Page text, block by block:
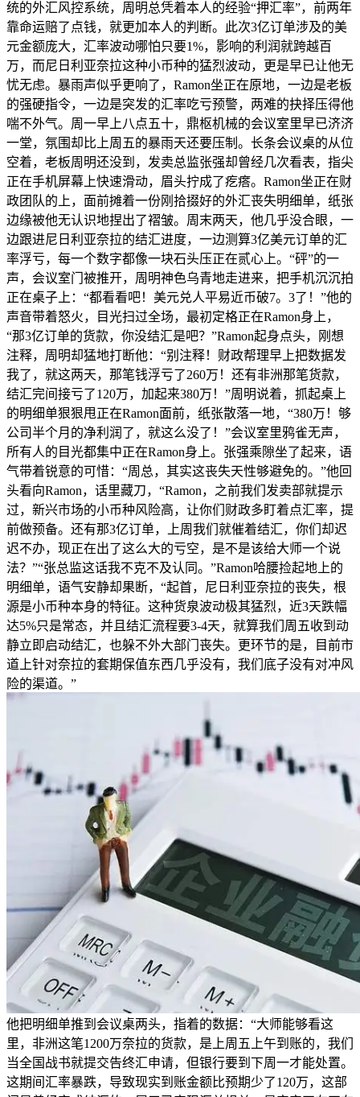
统的外汇风控系统，周明总凭着本人的经验“押汇率”，前两年
靠命运赔了点钱，就更加本人的判断。此次3亿订单涉及的美
元金额庞大，汇率波动哪怕只要1%，影响的利润就跨越百
万，而尼日利亚奈拉这种小币种的猛烈波动，更是早已让他无
忧无虑。暴雨声似乎更响了，Ramon坐正在原地，一边是老板
的强硬指令，一边是突发的汇率吃亏预警，两难的抉择压得他
喘不外气。周一早上八点五十，鼎枢机械的会议室里早已济济
一堂，氛围却比上周五的暴雨天还要压制。长条会议桌的从位
空着，老板周明还没到，发卖总监张强却曾经几次看表，指尖
正在手机屏幕上快速滑动，眉头拧成了疙瘩。Ramon坐正在财
政团队的上，面前摊着一份刚拾掇好的外汇丧失明细单，纸张
边缘被他无认识地捏出了褶皱。周末两天，他几乎没合眼，一
边跟进尼日利亚奈拉的结汇进度，一边测算3亿美元订单的汇
率浮亏，每一个数字都像一块石头压正在贰心上。“砰”的一
声，会议室门被推开，周明神色乌青地走进来，把手机沉沉拍
正在桌子上：“都看看吧！美元兑人平易近币破7。3了！”他的
声音带着怒火，目光扫过全场，最初定格正在Ramon身上，
“那3亿订单的货款，你没结汇是吧？”Ramon起身点头，刚想
注释，周明却猛地打断他：“别注释！财政帮理早上把数据发
我了，就这两天，那笔钱浮亏了260万！还有非洲那笔货款，
结汇完间接亏了120万，加起来380万！”周明说着，抓起桌上
的明细单狠狠甩正在Ramon面前，纸张散落一地，“380万！够
公司半个月的净利润了，就这么没了！”会议室里鸦雀无声，
所有人的目光都集中正在Ramon身上。张强乘隙坐了起来，语
气带着锐意的可惜：“周总，其实这丧失天性够避免的。”他回
头看向Ramon，话里藏刀，“Ramon，之前我们发卖部就提示
过，新兴市场的小币种风险高，让你们财政多盯着点汇率，提
前做预备。还有那3亿订单，上周我们就催着结汇，你们却迟
迟不办，现正在出了这么大的亏空，是不是该给大师一个说
法？”“张总监这话我不克不及认同。”Ramon哈腰捡起地上的
明细单，语气安静却果断，“起首，尼日利亚奈拉的丧失，根
源是小币种本身的特征。这种货泉波动极其猛烈，近3天跌幅
达5%只是常态，并且结汇流程要3-4天，就算我们周五收到动
静立即启动结汇，也躲不外大部门丧失。更环节的是，目前市
道上针对奈拉的套期保值东西几乎没有，我们底子没有对冲风
险的渠道。”
他把明细单推到会议桌两头，指着的数据：“大师能够看这
里，非洲这笔1200万奈拉的货款，是上周五上午到账的，我们
当全国战书就提交告终汇申请，但银行要到下周一才能处置。
这期间汇率暴跌，导致现实到账金额比预期少了120万，这部